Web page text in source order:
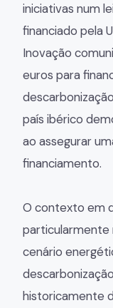
iniciativas num
financiado pela
Inovação
euros para
país ibérico
ao assegurar
financiamento.
O contexto em
particularmente
cenário
historicamente